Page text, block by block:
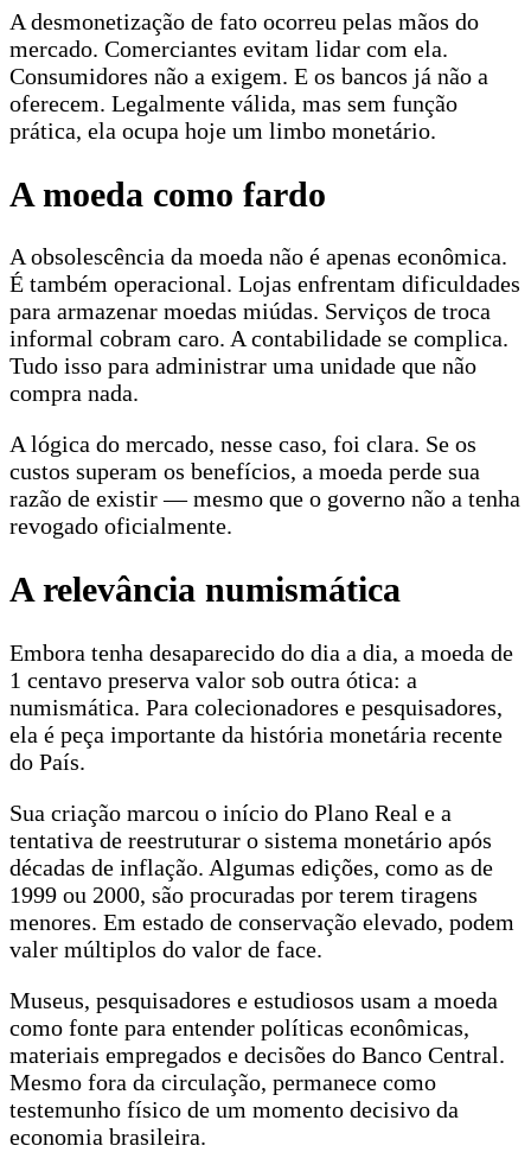
A desmonetização de fato ocorreu pelas mãos do
mercado. Comerciantes evitam lidar com ela.
Consumidores não a exigem. E os bancos já não a
oferecem. Legalmente válida, mas sem função
prática, ela ocupa hoje um limbo monetário.
A moeda como fardo
A obsolescência da moeda não é apenas econômica.
É também operacional. Lojas enfrentam dificuldades
para armazenar moedas miúdas. Serviços de troca
informal cobram caro. A contabilidade se complica.
Tudo isso para administrar uma unidade que não
compra nada.
A lógica do mercado, nesse caso, foi clara. Se os
custos superam os benefícios, a moeda perde sua
razão de existir — mesmo que o governo não a tenha
revogado oficialmente.
A relevância numismática
Embora tenha desaparecido do dia a dia, a moeda de
1 centavo preserva valor sob outra ótica: a
numismática. Para colecionadores e pesquisadores,
ela é peça importante da história monetária recente
do País.
Sua criação marcou o início do Plano Real e a
tentativa de reestruturar o sistema monetário após
décadas de inflação. Algumas edições, como as de
1999 ou 2000, são procuradas por terem tiragens
menores. Em estado de conservação elevado, podem
valer múltiplos do valor de face.
Museus, pesquisadores e estudiosos usam a moeda
como fonte para entender políticas econômicas,
materiais empregados e decisões do Banco Central.
Mesmo fora da circulação, permanece como
testemunho físico de um momento decisivo da
economia brasileira.